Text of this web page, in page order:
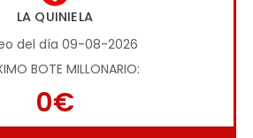
LA QUINIELA
del día 09-08-2026
BOTE MILLONARIO:
0€